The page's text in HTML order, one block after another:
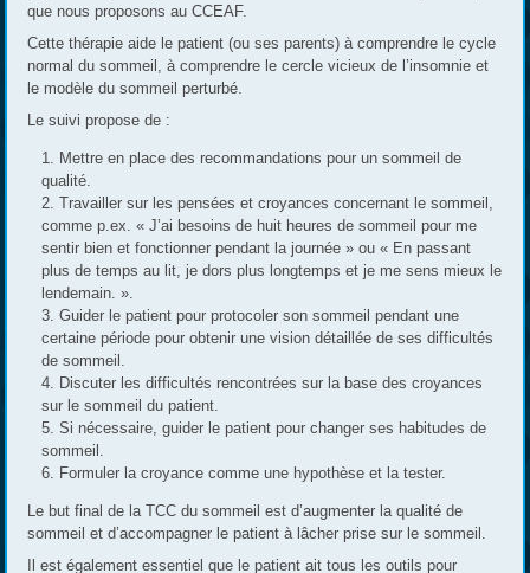
que nous proposons au CCEAF.
Cette thérapie aide le patient (ou ses parents) à comprendre le cycle
normal du sommeil, à comprendre le cercle vicieux de l’insomnie et
le modèle du sommeil perturbé.
Le suivi propose de :
Mettre en place des recommandations pour un sommeil de
qualité.
Travailler sur les pensées et croyances concernant le sommeil,
comme p.ex. « J’ai besoins de huit heures de sommeil pour me
sentir bien et fonctionner pendant la journée » ou « En passant
plus de temps au lit, je dors plus longtemps et je me sens mieux le
lendemain. ».
Guider le patient pour protocoler son sommeil pendant une
certaine période pour obtenir une vision détaillée de ses difficultés
de sommeil.
Discuter les difficultés rencontrées sur la base des croyances
sur le sommeil du patient.
Si nécessaire, guider le patient pour changer ses habitudes de
sommeil.
Formuler la croyance comme une hypothèse et la tester.
Le but final de la TCC du sommeil est d’augmenter la qualité de
sommeil et d’accompagner le patient à lâcher prise sur le sommeil.
Il est également essentiel que le patient ait tous les outils pour